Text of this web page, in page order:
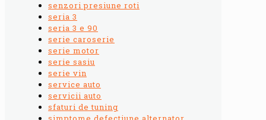
senzori presiune roti
seria 3
seria 3 e 90
serie caroserie
serie motor
serie sasiu
serie vin
service auto
servicii auto
sfaturi de tuning